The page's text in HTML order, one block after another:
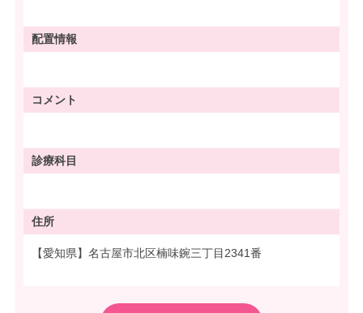
配置情報
コメント
診療科目
住所
【愛知県】名古屋市北区楠味鋺三丁目2341番